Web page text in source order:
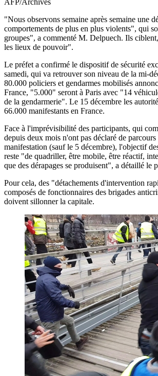
"Nous observons semaine après semaine une
comportements de plus en plus violents", qui
groupes", a commenté M. Delpuech. Ils
les lieux de pouvoir".
Le préfet a confirmé le dispositif de sécurité
samedi, qui va retrouver son niveau de la mi-
80.000 policiers et gendarmes mobilisés
France, "5.000" seront à Paris avec "14
de la gendarmerie". Le 15 décembre les
66.000 manifestants en France.
Face à l'imprévisibilité des participants, qui
depuis deux mois n'ont pas déclaré de
manifestation (sauf le 5 décembre), l'objectif
reste "de quadriller, être mobile, être réactif,
que des dérapages se produisent", a détaillé le
Pour cela, des "détachements d'intervention
composés de fonctionnaires des brigades
doivent sillonner la capitale.